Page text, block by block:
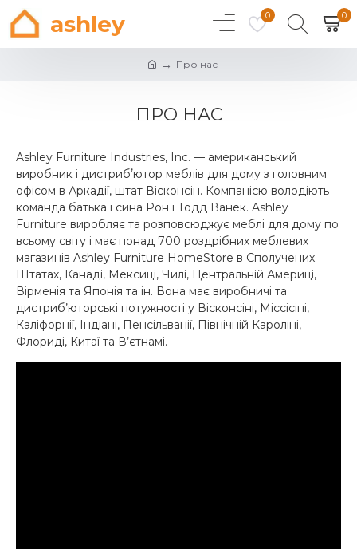
ashley 0 0
Про нас
ПРО НАС
Ashley Furniture Industries, Inc. — американський
виробник і дистрибʼютор меблів для дому з головним
офісом в Аркадії, штат Вісконсін. Компанією володіють
команда батька і сина Рон і Тодд Ванек. Ashley
Furniture виробляє та розповсюджує меблі для дому по
всьому світу і має понад 700 роздрібних меблевих
магазинів Ashley Furniture HomeStore в Сполучених
Штатах, Канаді, Мексиці, Чилі, Центральній Америці,
Вірменія та Японія та ін. Вона має виробничі та
дистриб’юторські потужності у Вісконсіні, Міссісіпі,
Каліфорнії, Індіані, Пенсільванії, Північній Кароліні,
Флориді, Китаї та В’єтнамі.